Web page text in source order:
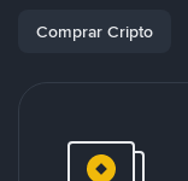
Comprar Cripto